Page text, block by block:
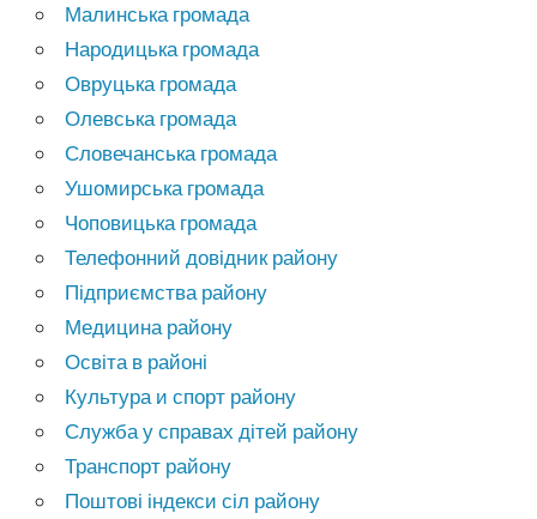
Малинська громада
Народицька громада
Овруцька громада
Олевська громада
Словечанська громада
Ушомирська громада
Чоповицька громада
Телефонний довідник району
Підприємства району
Медицина району
Освіта в районі
Культура и спорт району
Служба у справах дітей району
Транспорт району
Поштові індекси сіл району